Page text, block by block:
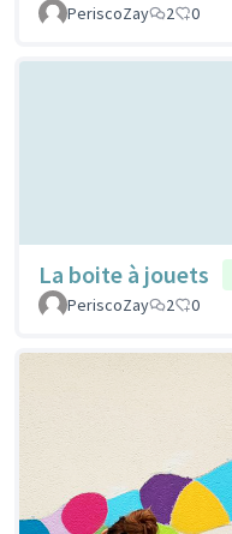
PeriscoZay
2 0
La boite à jouets
PeriscoZay
2 0